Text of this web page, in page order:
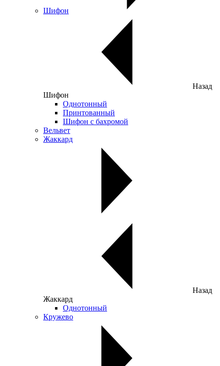
Шифон
Назад
Шифон
Однотонный
Принтованный
Шифон с бахромой
Вельвет
Жаккард
Назад
Жаккард
Однотонный
Кружево